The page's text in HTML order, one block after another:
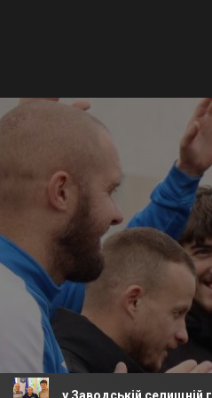
у Заводській селищній громаді